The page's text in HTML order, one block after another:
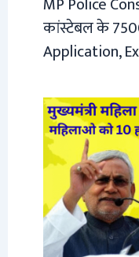
कांस्टेबल के
Application,